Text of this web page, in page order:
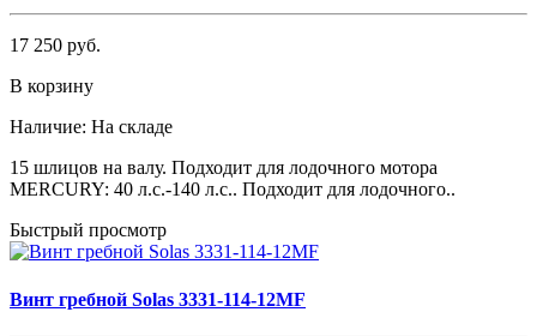
17 250 руб.
В корзину
Наличие: На складе
15 шлицов на валу. Подходит для лодочного мотора
MERCURY: 40 л.с.-140 л.с.. Подходит для лодочного..
Быстрый просмотр
Винт гребной Solas 3331-114-12MF